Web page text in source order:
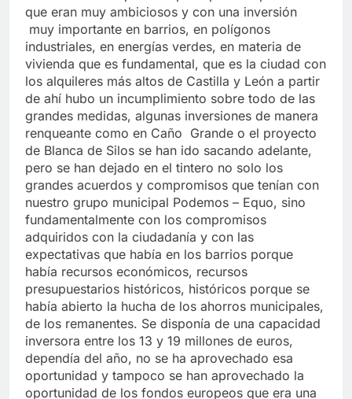
que eran muy ambiciosos y con una inversión
muy importante en barrios, en polígonos
industriales, en energías verdes, en materia de
vivienda que es fundamental, que es la ciudad con
los alquileres más altos de Castilla y León a partir
de ahí hubo un incumplimiento sobre todo de las
grandes medidas, algunas inversiones de manera
renqueante como en Caño Grande o el proyecto
de Blanca de Silos se han ido sacando adelante,
pero se han dejado en el tintero no solo los
grandes acuerdos y compromisos que tenían con
nuestro grupo municipal Podemos – Equo, sino
fundamentalmente con los compromisos
adquiridos con la ciudadanía y con las
expectativas que había en los barrios porque
había recursos económicos, recursos
presupuestarios históricos, históricos porque se
había abierto la hucha de los ahorros municipales,
de los remanentes. Se disponía de una capacidad
inversora entre los 13 y 19 millones de euros,
dependía del año, no se ha aprovechado esa
oportunidad y tampoco se han aprovechado la
oportunidad de los fondos europeos que era una